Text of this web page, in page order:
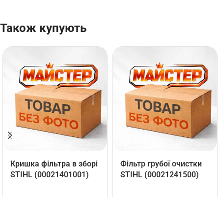
Також купують
Кришка фільтра в зборі
STIHL (00021401001)
Фільтр грубої очистки
STIHL (00021241500)